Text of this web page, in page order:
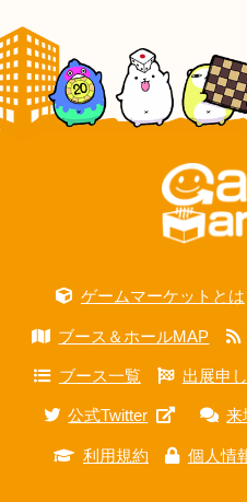
ゲームマーケットとは
ブース＆ホールMAP
ブース一覧 出展申
公式Twitter 来
利用規約 個人情